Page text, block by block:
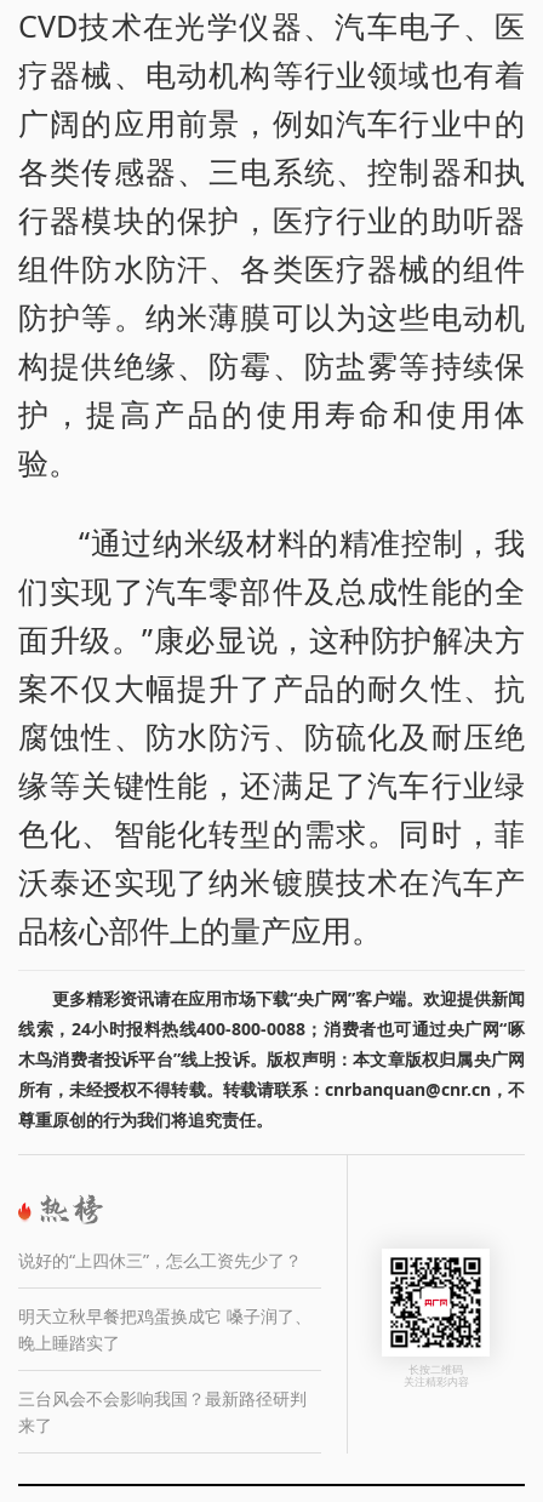
CVD技术在光学仪器、汽车电子、医
疗器械、电动机构等行业领域也有着
广阔的应用前景，例如汽车行业中的
各类传感器、三电系统、控制器和执
行器模块的保护，医疗行业的助听器
组件防水防汗、各类医疗器械的组件
防护等。纳米薄膜可以为这些电动机
构提供绝缘、防霉、防盐雾等持续保
护，提高产品的使用寿命和使用体
验。
“通过纳米级材料的精准控制，我
们实现了汽车零部件及总成性能的全
面升级。”康必显说，这种防护解决方
案不仅大幅提升了产品的耐久性、抗
腐蚀性、防水防污、防硫化及耐压绝
缘等关键性能，还满足了汽车行业绿
色化、智能化转型的需求。同时，菲
沃泰还实现了纳米镀膜技术在汽车产
品核心部件上的量产应用。
更多精彩资讯请在应用市场下载“央广网”客户端。欢迎提供新闻
线索，24小时报料热线400-800-0088；消费者也可通过央广网“啄
木鸟消费者投诉平台”线上投诉。版权声明：本文章版权归属央广网
所有，未经授权不得转载。转载请联系：cnrbanquan@cnr.cn，不
尊重原创的行为我们将追究责任。
说好的“上四休三”，怎么工资先少了？
明天立秋早餐把鸡蛋换成它 嗓子润了、
晚上睡踏实了
三台风会不会影响我国？最新路径研判
来了
长按二维码
关注精彩内容